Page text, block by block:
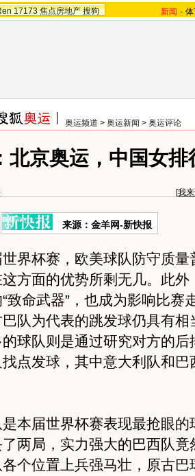
17173 焦点房地产 搜狗 新闻 -
奥运频道 > 奥运新闻 > 奥运评论
北京奥运，中国女排
[我
来源：金羊网-新快报
杯赛，欧美球队防守质量
方面的优势所剩无几。此外
致命武器”，也成为影响比赛
队为代表的跳发球仍具有相
球队则是通过研究对方的后
点发球，其中意大利队和巴
届世界杯赛表现最抢眼的
两局，实力强大的巴西队竟
个位置上兵强马壮，原古巴